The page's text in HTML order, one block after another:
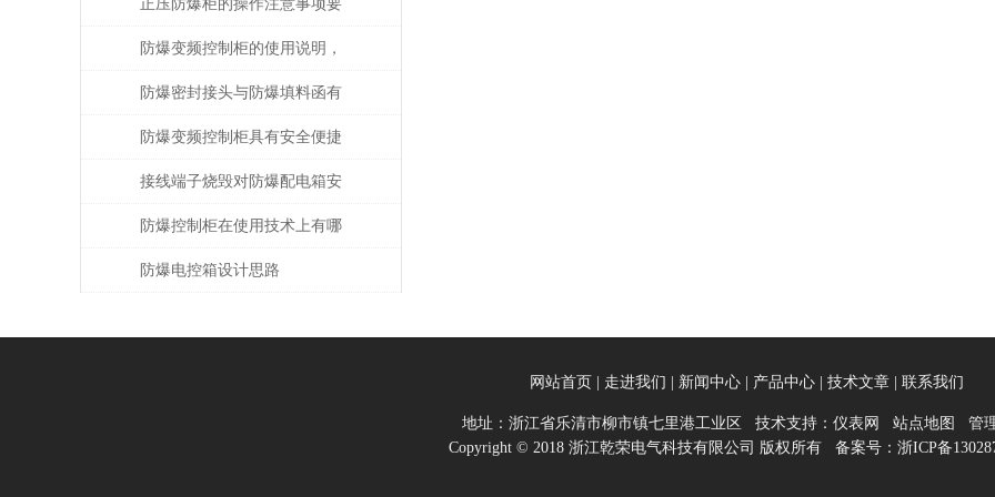
正压防爆柜的操作注意事项要
牢记，注意自身操作安全!
防爆变频控制柜的使用说明，
就差你没看过了
防爆密封接头与防爆填料函有
什么区别
防爆变频控制柜具有安全便捷
的优点
接线端子烧毁对防爆配电箱安
全有何影响？
防爆控制柜在使用技术上有哪
些要求呢？来跟小编一起看看
防爆电控箱设计思路
网站首页 走进我们 新闻中心| 产品中心| 技术文章| 联系我们
地址：浙江省乐清市柳市镇七里港工业区 技术支持： 仪表网 站点地图
管
Copyright © 2018 浙江乾荣电气科技有限公司 版权所有 备案号： 浙ICP备